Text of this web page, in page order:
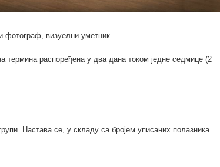
фотограф, визуелни уметник.
термина распоређена у два дана током једне седмице (2
групи. Настава се, у складу са бројем уписаних полазника